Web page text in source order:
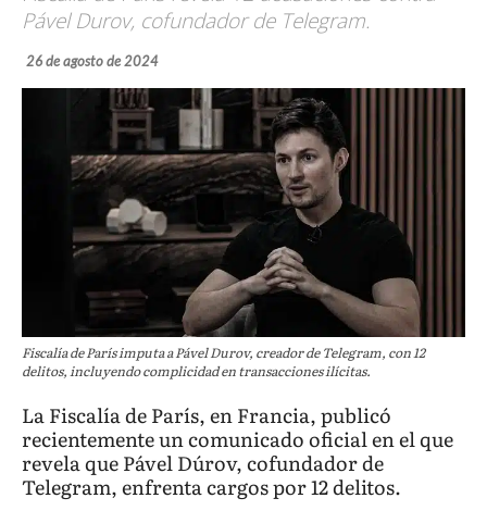
Pável Durov, cofundador de Telegram.
26 de agosto de 2024
Fiscalía de París imputa a Pável Durov, creador de Telegram, con 12
delitos, incluyendo complicidad en transacciones ilícitas.
La Fiscalía de París, en Francia, publicó
recientemente un comunicado oficial en el que
revela que Pável Dúrov, cofundador de
Telegram, enfrenta cargos por 12 delitos.